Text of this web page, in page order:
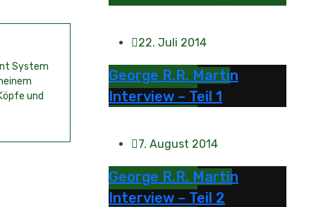
System
und
22. Juli 2014
George R.R. Martin
Interview – Teil 1
7. August 2014
George R.R. Martin
Interview – Teil 2